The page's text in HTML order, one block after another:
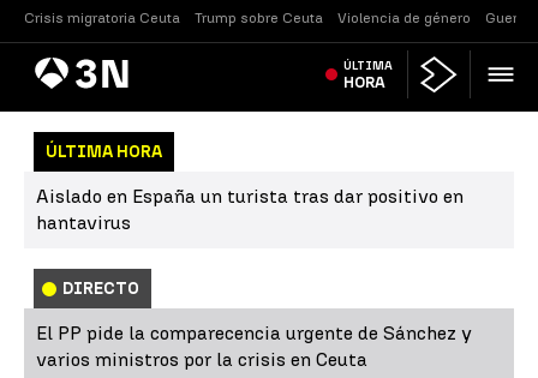
Crisis migratoria Ceuta Trump sobre Ceuta Violencia de género Guerra
AntenaNoticias ÚLTIMA
HORA
ÚLTIMA HORA
Aislado en España un turista tras dar positivo en
hantavirus
DIRECTO
El PP pide la comparecencia urgente de Sánchez y
varios ministros por la crisis en Ceuta